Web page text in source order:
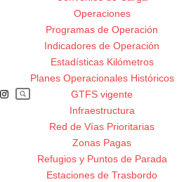
Operaciones
Programas de Operación
Indicadores de Operación
Estadísticas Kilómetros
Planes Operacionales Históricos
GTFS vigente
Infraestructura
Red de Vías Prioritarias
Zonas Pagas
Refugios y Puntos de Parada
Estaciones de Trasbordo